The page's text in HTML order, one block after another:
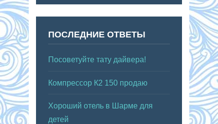
ПОСЛЕДНИЕ ОТВЕТЫ
Посоветуйте тату дайвера!
Компрессор К2 150 продаю
Хороший отель в Шарме для
детей